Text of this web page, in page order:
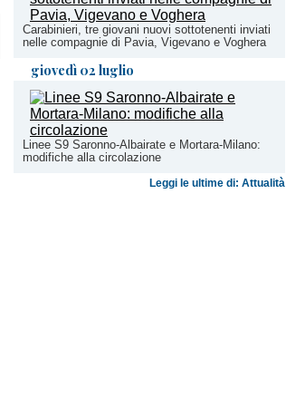
Carabinieri, tre giovani nuovi sottotenenti inviati
nelle compagnie di Pavia, Vigevano e Voghera
giovedì 02 luglio
Linee S9 Saronno-Albairate e Mortara-Milano:
modifiche alla circolazione
Leggi le ultime di: Attualità